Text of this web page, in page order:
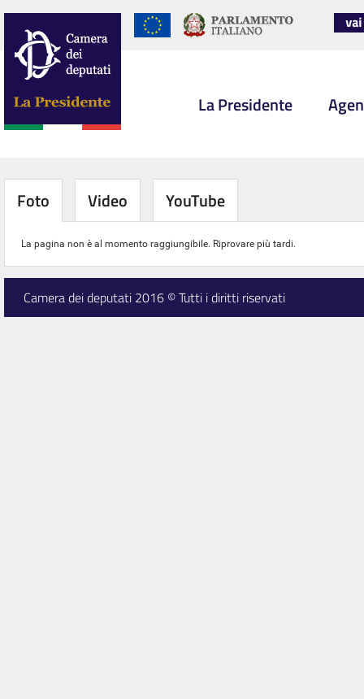
La Presidente
Foto Video YouTube
La pagina non è al momento raggiungibile. Riprovare più tardi.
Camera dei deputati 2016 © Tutti i diritti riservati